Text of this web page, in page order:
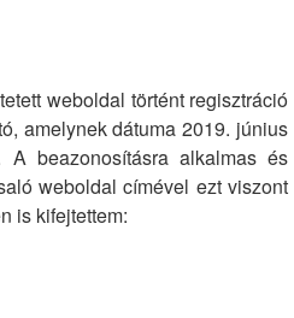
weboldal történt regisztráció
amelynek dátuma 2019. június
beazonosításra alkalmas és
weboldal címével ezt viszont
is kifejtettem: